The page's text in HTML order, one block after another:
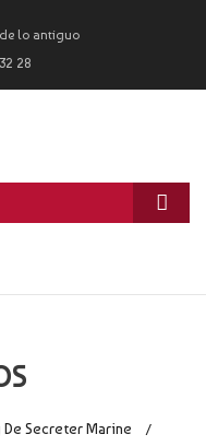
lo antiguo
28
Secreter Marine /